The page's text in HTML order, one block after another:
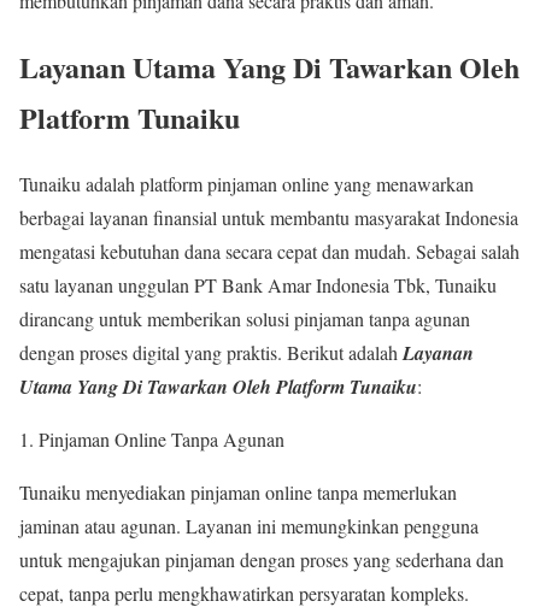
Layanan Utama Yang Di Tawarkan Oleh
Platform Tunaiku
Tunaiku adalah platform pinjaman online yang menawarkan
berbagai layanan finansial untuk membantu masyarakat Indonesia
mengatasi kebutuhan dana secara cepat dan mudah. Sebagai salah
satu layanan unggulan PT Bank Amar Indonesia Tbk, Tunaiku
dirancang untuk memberikan solusi pinjaman tanpa agunan
dengan proses digital yang praktis. Berikut adalah Layanan
Utama Yang Di Tawarkan OlehPlatform Tunaiku:
Pinjaman Online Tanpa Agunan
Tunaiku menyediakan pinjaman online tanpa memerlukan
jaminan atau agunan. Layanan ini memungkinkan pengguna
untuk mengajukan pinjaman dengan proses yang sederhana dan
cepat, tanpa perlu mengkhawatirkan persyaratan kompleks.